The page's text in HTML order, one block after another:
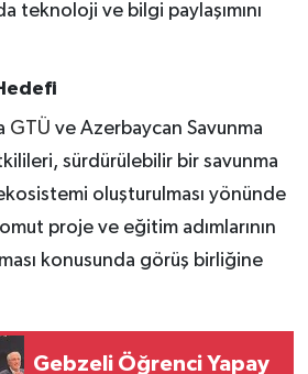
teknoloji ve bilgi paylaşımını
GTÜ ve Azerbaycan Savunma
sürdürülebilir bir savunma
oluşturulması yönünde
proje ve eğitim adımlarının
konusunda görüş birliğine
Gebzeli Öğrenci Yapay